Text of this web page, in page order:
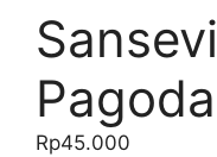
Pagoda
Rp45.000